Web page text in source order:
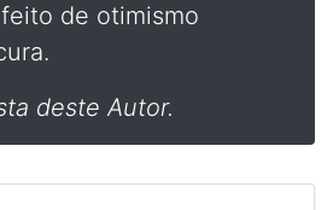
de otimismo
deste Autor.